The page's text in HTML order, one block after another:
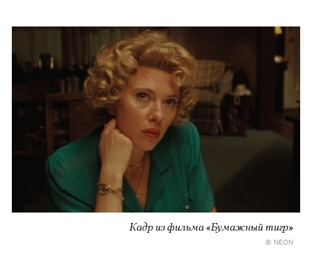
Кадр из фильма «Бумажный тигр»
© NEON